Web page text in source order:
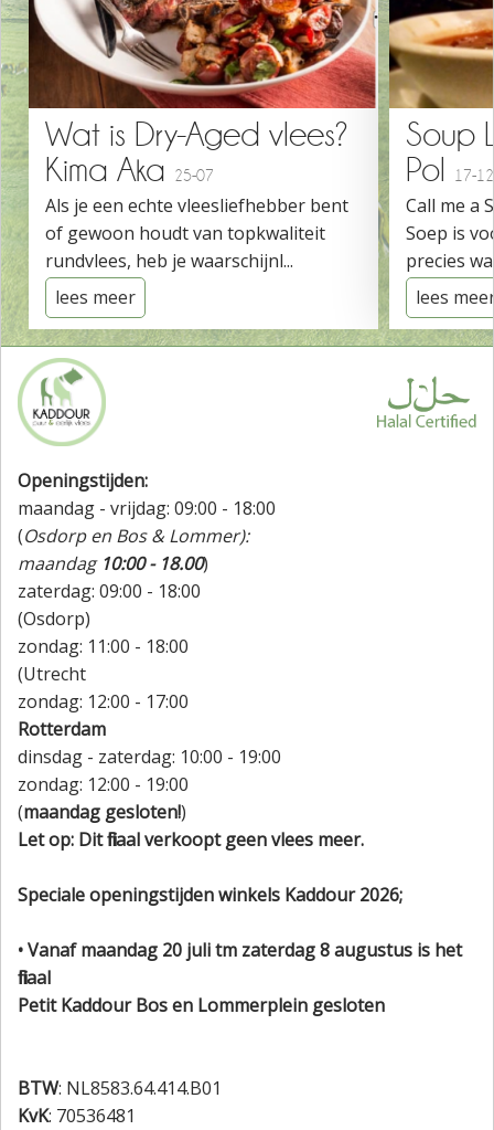
Wat is Dry-Aged vlees?
Kima Aka
25-07
Als je een echte vleesliefhebber bent
of gewoon houdt van topkwaliteit
rundvlees, heb je waarschijnl...
lees meer
Soup
Pol
17-12
Call me a
Soep is
precies
lees
Openingstijden:
maandag - vrijdag: 09:00 - 18:00
(Osdorp en Bos & Lommer):
maandag 10:00 - 18.00)
zaterdag: 09:00 - 18:00
(Osdorp)
zondag: 11:00 - 18:00
(Utrecht
zondag: 12:00 - 17:00
Rotterdam
dinsdag - zaterdag: 10:00 - 19:00
zondag: 12:00 - 19:00
(maandag gesloten!)
Let op: Dit filiaal verkoopt geen vlees meer.
Speciale openingstijden winkels Kaddour 2026;
• Vanaf maandag 20 juli tm zaterdag 8 augustus is het
filiaal
Petit Kaddour Bos en Lommerplein gesloten
BTW: NL8583.64.414.B01
KvK: 70536481